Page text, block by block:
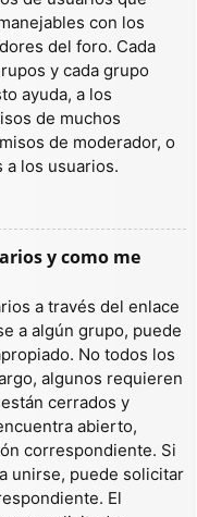
con los
del foro. Cada
y cada grupo
ayuda, a los
de muchos
de moderador, o
a los usuarios.
y como me
a través del enlace
a algún grupo, puede
No todos los
algunos requieren
cerrados y
abierto,
correspondiente. Si
unirse, puede solicitar
El